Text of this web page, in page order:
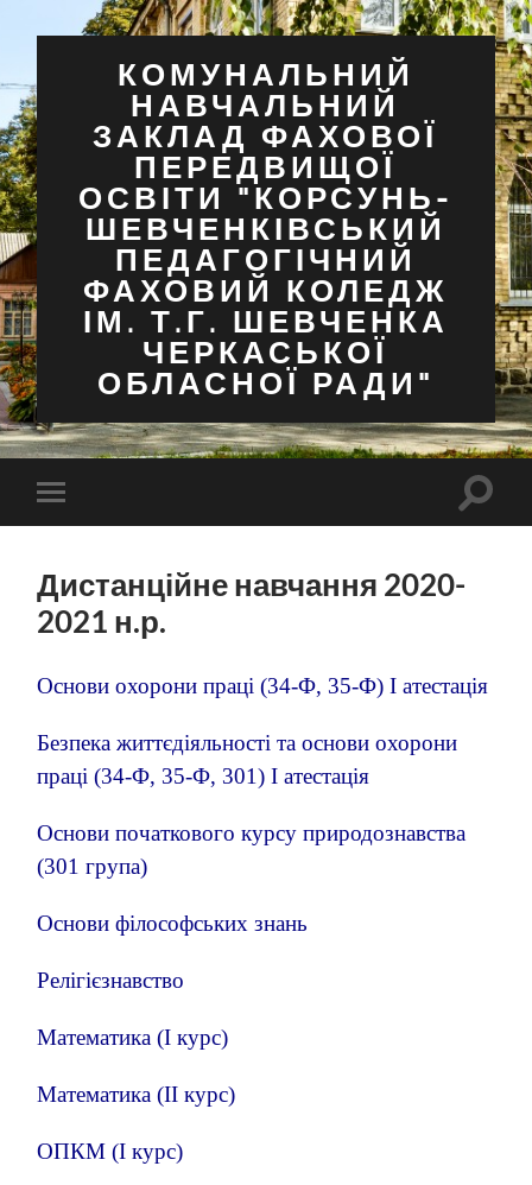
КОМУНАЛЬНИЙ
НАВЧАЛЬНИЙ
ЗАКЛАД ФАХОВОЇ
ПЕРЕДВИЩОЇ
ОСВІТИ "КОРСУНЬ-
ШЕВЧЕНКІВСЬКИЙ
ПЕДАГОГІЧНИЙ
ФАХОВИЙ КОЛЕДЖ
ІМ. Т.Г. ШЕВЧЕНКА
ЧЕРКАСЬКОЇ
ОБЛАСНОЇ РАДИ"
Перемкнути
мобільне
Дистанційне навчання 2020-
2021 н.р.
Основи охорони праці (34-Ф, 35-Ф) І атестація
Безпека життєдіяльності та основи охорони
праці (34-Ф, 35-Ф, 301) І атестація
Основи початкового курсу природознавства
(301 група)
Основи філософських знань
Релігієзнавство
Математика (І курс)
Математика (ІІ курс)
ОПКМ (І курс)